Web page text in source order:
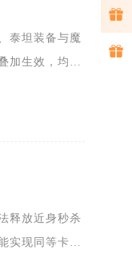
泰坦装备与魔
加生效，均衡
，平民优先低
释放近身秒杀
实现同等卡位
套卡位方法可